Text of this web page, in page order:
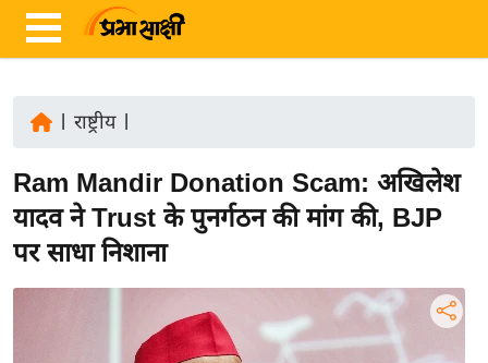
ज़ा
ख
र
राष्ट्रीय|
Ram Mandir Donation Scam: अखिलेश
यादव ने Trust के पुनर्गठन की मांग की, BJP
पर साधा निशाना